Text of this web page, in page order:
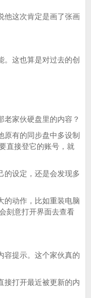
这次肯定是画了张画
这也算是对过去的创
家伙硬盘里的内容？
有的同步盘中多设制
直接登它的账号，就
设定，还是会发现多
动作，比如重装电脑
刻意打开界面去查看
提示。这个家伙真的
打开最近被更新的内